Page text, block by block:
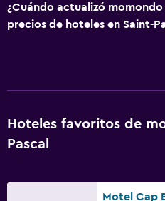
¿Cuándo actualizó
precios de hoteles en Saint-
Hoteles favoritos de
Pascal
Motel Cap